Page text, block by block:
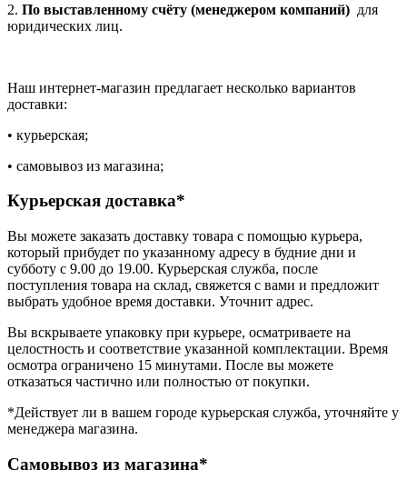
2. По выставленному счёту (менеджером компаний) для
юридических лиц.
Наш интернет-магазин предлагает несколько вариантов
доставки:
• курьерская;
• самовывоз из магазина;
Курьерская доставка*
Вы можете заказать доставку товара с помощью курьера,
который прибудет по указанному адресу в будние дни и
субботу с 9.00 до 19.00. Курьерская служба, после
поступления товара на склад, свяжется с вами и предложит
выбрать удобное время доставки. Уточнит адрес.
Вы вскрываете упаковку при курьере, осматриваете на
целостность и соответствие указанной комплектации. Время
осмотра ограничено 15 минутами. После вы можете
отказаться частично или полностью от покупки.
*Действует ли в вашем городе курьерская служба, уточняйте у
менеджера магазина.
Самовывоз из магазина*